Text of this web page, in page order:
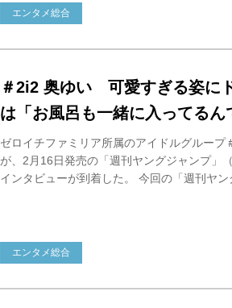
エンタメ総合
＃2i2 奥ゆい 可愛すぎる姿に
は「お風呂も一緒に入ってるん
ゼロイチファミリア所属のアイドルグループ
が、2月16日発売の「週刊ヤングジャンプ」
インタビューが到着した。 今回の「週刊ヤ
エンタメ総合